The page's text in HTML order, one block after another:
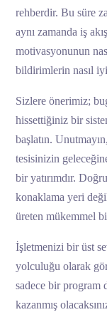
rehberdir. Bu süre
aynı zamanda iş
motivasyonunun
bildirimlerin nasıl
Sizlere önerimiz;
hissettiğiniz bir
başlatın.
tesisinizin
bir yatırımdır.
konaklama yeri
üreten mükemmel
İşletmenizi bir üst
yolculuğu olarak
sadece bir program
kazanmış